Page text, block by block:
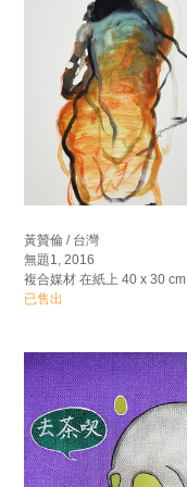
黃贊倫 / 台灣
無題1, 2016
複合媒材 在紙上 40 x 30 cm
已售出